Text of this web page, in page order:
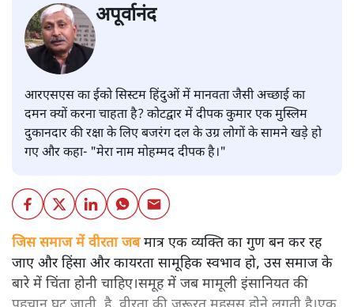
अपूर्वानंद
आरएसएस का ईको सिस्टम हिंदुओं में मानवता जैसी अच्छाई का
दमन क्यों करना चाहता है? कोटद्वार में दीपक कुमार एक मुस्लिम
दुकानदार की रक्षा के लिए बजरंग दल के उग्र लोगों के सामने खड़े हो
गए और कहा- "मेरा नाम मोहम्मद दीपक है।"
जिस समाज में वीरता जबमात्र एक व्यक्ति का गुण बन कर रह
जाए और हिंसा और कायरता सामूहिक स्वभाव हो, उस समाज के
बारे में चिंता होनी चाहिए।समूह में जब मामूली इंसानियत की